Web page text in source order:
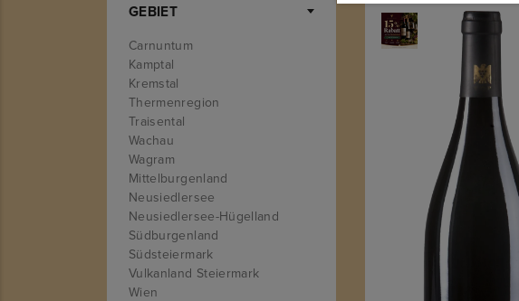
GEBIET
Carnuntum
Kamptal
Kremstal
Thermenregion
Traisental
Wachau
Wagram
Mittelburgenland
Neusiedlersee
Neusiedlersee-Hügelland
Südburgenland
Südsteiermark
Vulkanland Steiermark
Wien